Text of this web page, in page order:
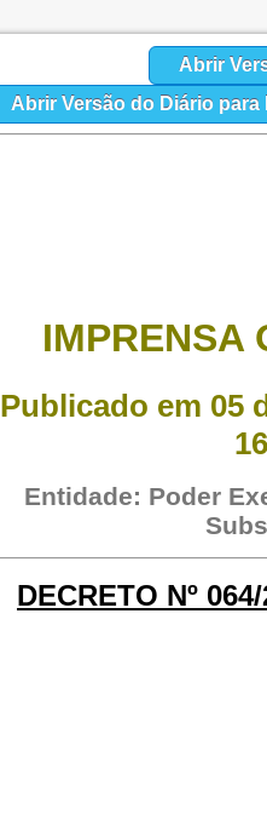
Abrir
Abrir Versão do Diário para
IMPRENSA
Publicado em 05
Entidade: Poder
DECRETO Nº